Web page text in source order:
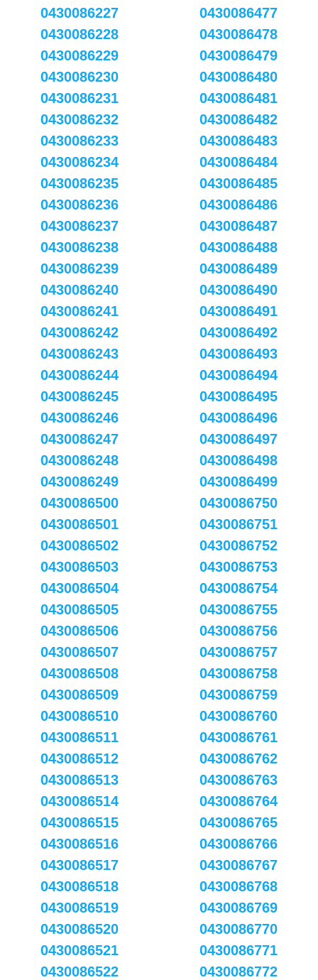
0430086227
0430086228
0430086229
0430086230
0430086231
0430086232
0430086233
0430086234
0430086235
0430086236
0430086237
0430086238
0430086239
0430086240
0430086241
0430086242
0430086243
0430086244
0430086245
0430086246
0430086247
0430086248
0430086249
0430086477
0430086478
0430086479
0430086480
0430086481
0430086482
0430086483
0430086484
0430086485
0430086486
0430086487
0430086488
0430086489
0430086490
0430086491
0430086492
0430086493
0430086494
0430086495
0430086496
0430086497
0430086498
0430086499
0430086500
0430086501
0430086502
0430086503
0430086504
0430086505
0430086506
0430086507
0430086508
0430086509
0430086510
0430086511
0430086512
0430086513
0430086514
0430086515
0430086516
0430086517
0430086518
0430086519
0430086520
0430086521
0430086522
0430086750
0430086751
0430086752
0430086753
0430086754
0430086755
0430086756
0430086757
0430086758
0430086759
0430086760
0430086761
0430086762
0430086763
0430086764
0430086765
0430086766
0430086767
0430086768
0430086769
0430086770
0430086771
0430086772